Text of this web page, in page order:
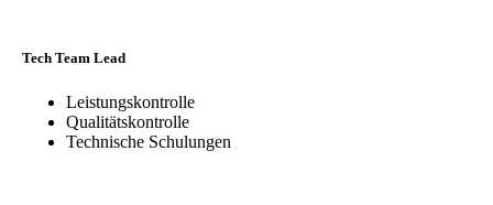
Tech Team Lead
Leistungskontrolle
Qualitätskontrolle
Technische Schulungen